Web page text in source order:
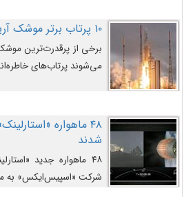
می‌دانند، است و قرار است
در مقابل آنها شهادت دهند.۱۰ پرتاب برتر موشک آریان ۵ در تمام ادوار
برخی از پرقدرت‌ترین
می‌شوند پرتاب‌های
۴۸ ماهواره
شدند
۴۸ ماهواره جدید
شرکت «اسپیس‌ایکس» به